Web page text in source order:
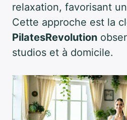
relaxation, favorisant
Cette approche est la
PilatesRevolution
studios et à domicile.